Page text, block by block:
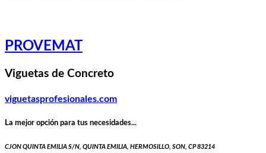
PROVEMAT
Viguetas de Concreto
viguetasprofesionales.com
La mejor opción para tus necesidades...
CJON QUINTA EMILIA S/N, QUINTA EMILIA, HERMOSILLO, SON, CP 83214